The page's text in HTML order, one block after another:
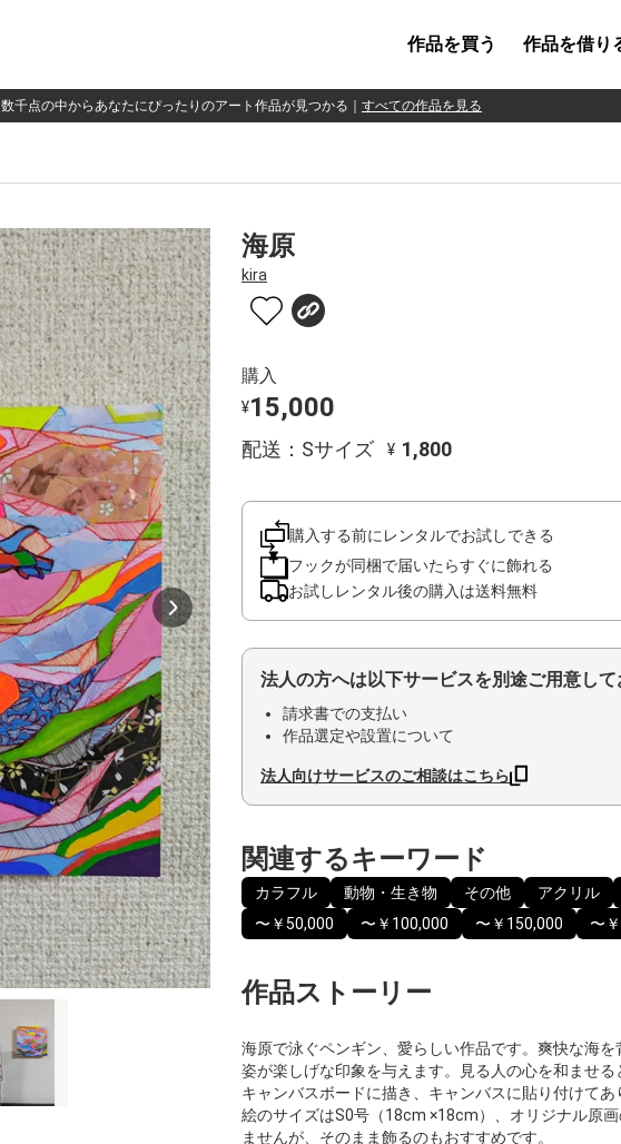
作品を買う 作品を借り
数千点の中からあなたにぴったりのアート作品が見つかる すべての作品を見る
海原
kira
購入
¥15,000
配送：Sサイズ ¥ 1,800
購入する前にレンタルでお試しできる
フックが同梱で届いたらすぐに飾れる
お試しレンタル後の購入は送料無料
法人の方へは以下サービスを別途ご用意し
請求書での支払い
作品選定や設置について
法人向けサービスのご相談はこちら
関連するキーワード
カラフル 動物・生き物 その他 アクリル
〜￥50,000
〜￥100,000 〜￥150,000 〜
作品ストーリー
海原で泳ぐペンギン、愛らしい作品です。爽快な海
姿が楽しげな印象を与えます。見る人の心を和ませる
キャンバスボードに描き、キャンバスに貼り付けてあ
絵のサイズはS0号（18cm ×18cm）、オリジナル原
ませんが、そのまま飾るのもおすすめです。